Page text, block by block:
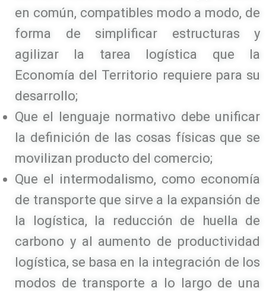
en común, compatibles modo a modo, de
forma de simplificar estructuras y
agilizar la tarea logística que la
Economía del Territorio requiere para su
desarrollo;
Que el lenguaje normativo debe unificar
la definición de las cosas físicas que se
movilizan producto del comercio;
Que el intermodalismo, como economía
de transporte que sirve a la expansión de
la logística, la reducción de huella de
carbono y al aumento de productividad
logística, se basa en la integración de los
modos de transporte a lo largo de una